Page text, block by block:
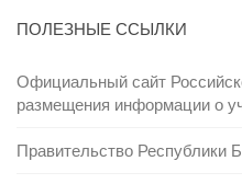
ПОЛЕЗНЫЕ ССЫЛКИ
Официальный сайт
размещения информации о
Правительство Республики